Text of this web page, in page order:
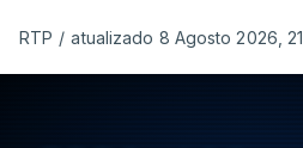
RTP / atualizado 8 Agosto 2026,